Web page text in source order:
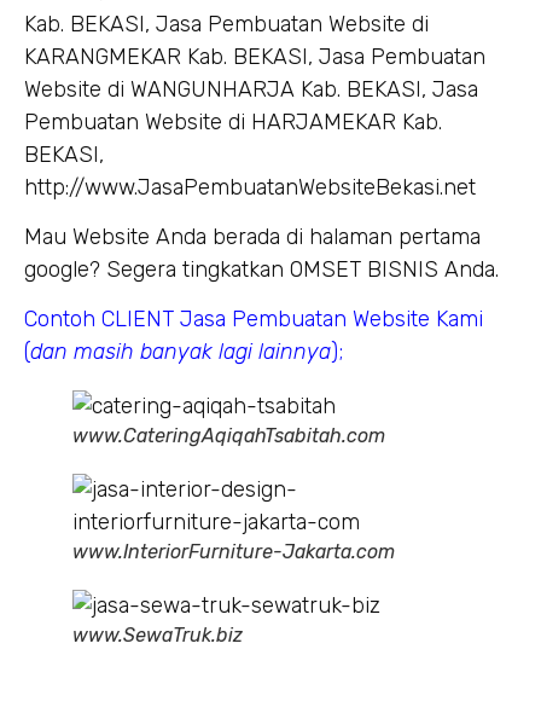
Kab. BEKASI, Jasa Pembuatan Website di
KARANGMEKAR Kab. BEKASI, Jasa Pembuatan
Website di WANGUNHARJA Kab. BEKASI, Jasa
Pembuatan Website di HARJAMEKAR Kab.
BEKASI,
http://www.JasaPembuatanWebsiteBekasi.net
Mau Website Anda berada di halaman pertama
google? Segera tingkatkan OMSET BISNIS Anda.
Contoh CLIENT Jasa Pembuatan Website Kami
(dan masih banyak lagi lainnya);
www.CateringAqiqahTsabitah.com
www.InteriorFurniture-Jakarta.com
www.SewaTruk.biz